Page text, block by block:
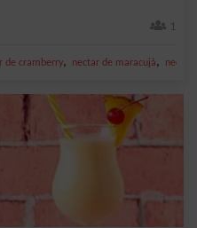
1
de cramberry, nectar de maracujà, nectar